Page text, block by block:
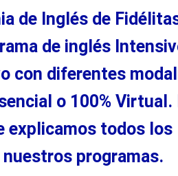
de Inglés de
de inglés
con diferentes
o 100% Virtual.
explicamos todos los
nuestros programas.